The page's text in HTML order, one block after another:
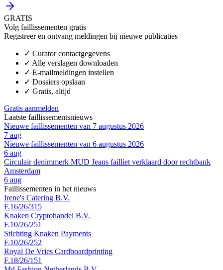
GRATIS
Volg faillissementen gratis
Registreer en ontvang meldingen bij nieuwe publicaties
✓ Curator contactgegevens
✓ Alle verslagen downloaden
✓ E-mailmeldingen instellen
✓ Dossiers opslaan
✓ Gratis, altijd
Gratis aanmelden
Laatste faillissementsnieuws
Nieuwe faillissementen van 7 augustus 2026
7 aug
Nieuwe faillissementen van 6 augustus 2026
6 aug
Circulair denimmerk MUD Jeans failliet verklaard door rechtbank
Amsterdam
6 aug
Faillissementen in het nieuws
Irene's Catering B.V.
F.16/26/315
Knaken Cryptohandel B.V.
F.10/26/251
Stichting Knaken Payments
F.10/26/252
Royal De Vries Cardboardprinting
F.18/26/151